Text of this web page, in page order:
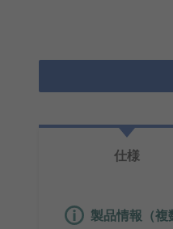
仕様
製品情報（複